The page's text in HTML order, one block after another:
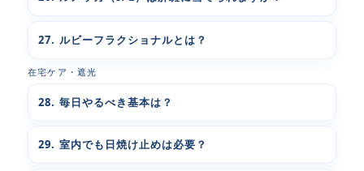
27. ルビーフラクショナルとは？
在宅ケア・遮光
28. 毎日やるべき基本は？
29. 室内でも日焼け止めは必要？